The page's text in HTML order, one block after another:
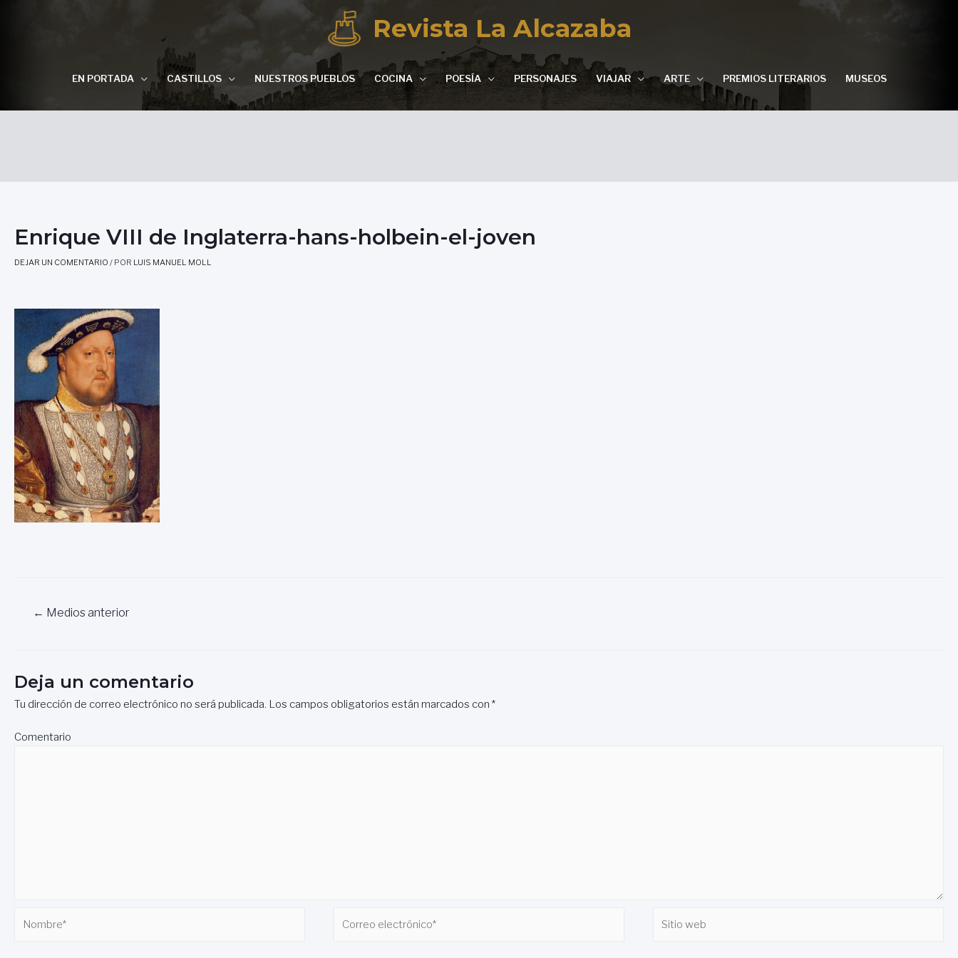
Revista La Alcazaba
EN PORTADA CASTILLOS NUESTROS PUEBLOS COCINA POESÍA PERSONAJES VIAJAR ARTE PREMIOS LITERARIOS MUSEOS
Enrique VIII de Inglaterra-hans-holbein-el-joven
DEJAR UN COMENTARIO / POR LUIS MANUEL MOLL
Navegación
entradas
← Medios anterior
Deja un comentario
Tu dirección de correo electrónico no será publicada. Los campos obligatorios están marcados con *
Comentario